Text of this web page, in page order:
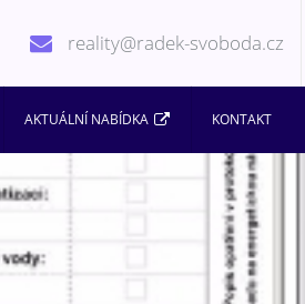
reality@radek-svoboda.cz
AKTUÁLNÍ NABÍDKA KONTAKT